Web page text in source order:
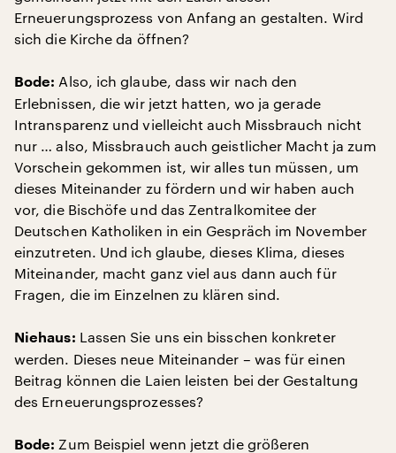
Erneuerungsprozess von Anfang an gestalten. Wird
sich die Kirche da öffnen?
Bode: Also, ich glaube, dass wir nach den
Erlebnissen, die wir jetzt hatten, wo ja gerade
Intransparenz und vielleicht auch Missbrauch nicht
nur … also, Missbrauch auch geistlicher Macht ja zum
Vorschein gekommen ist, wir alles tun müssen, um
dieses Miteinander zu fördern und wir haben auch
vor, die Bischöfe und das Zentralkomitee der
Deutschen Katholiken in ein Gespräch im November
einzutreten. Und ich glaube, dieses Klima, dieses
Miteinander, macht ganz viel aus dann auch für
Fragen, die im Einzelnen zu klären sind.
Niehaus: Lassen Sie uns ein bisschen konkreter
werden. Dieses neue Miteinander – was für einen
Beitrag können die Laien leisten bei der Gestaltung
des Erneuerungsprozesses?
Bode: Zum Beispiel wenn jetzt die größeren